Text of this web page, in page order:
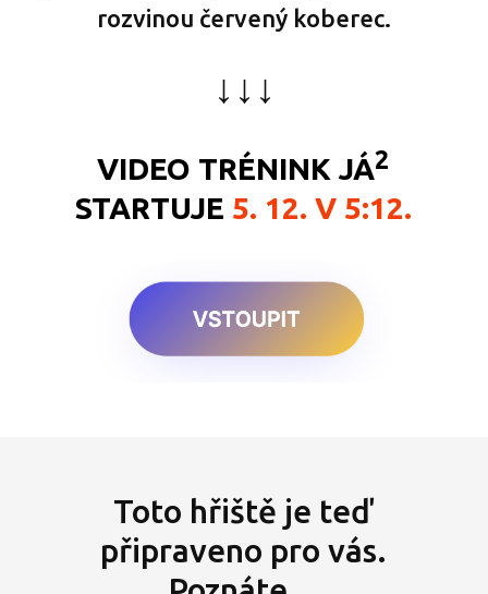
rozvinou červený koberec.
↓↓↓
VIDEO TRÉNINK JÁ2
STARTUJE 5. 12. V 5:12.
Toto hřiště je teď
připraveno pro vás.